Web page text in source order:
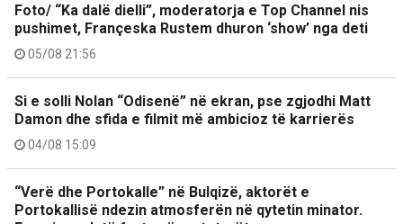
Foto/ “Ka dalë dielli”, moderatorja e Top Channel nis
pushimet, Françeska Rustem dhuron ‘show’ nga deti
05/08 21:56
Si e solli Nolan “Odisenë” në ekran, pse zgjodhi Matt
Damon dhe sfida e filmit më ambicioz të karrierës
04/08 15:09
“Verë dhe Portokalle” në Bulqizë, aktorët e
Portokallisë ndezin atmosferën në qytetin minator.